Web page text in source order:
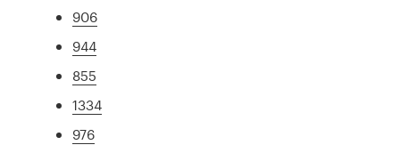
906
944
855
1334
976